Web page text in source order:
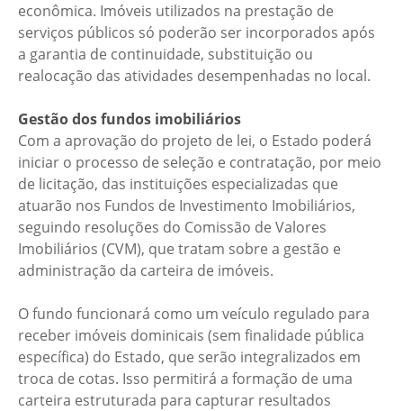
econômica. Imóveis utilizados na prestação de
serviços públicos só poderão ser incorporados após
a garantia de continuidade, substituição ou
realocação das atividades desempenhadas no local.
Gestão dos fundos imobiliários
Com a aprovação do projeto de lei, o Estado poderá
iniciar o processo de seleção e contratação, por meio
de licitação, das instituições especializadas que
atuarão nos Fundos de Investimento Imobiliários,
seguindo resoluções do Comissão de Valores
Imobiliários (CVM), que tratam sobre a gestão e
administração da carteira de imóveis.
O fundo funcionará como um veículo regulado para
receber imóveis dominicais (sem finalidade pública
específica) do Estado, que serão integralizados em
troca de cotas. Isso permitirá a formação de uma
carteira estruturada para capturar resultados